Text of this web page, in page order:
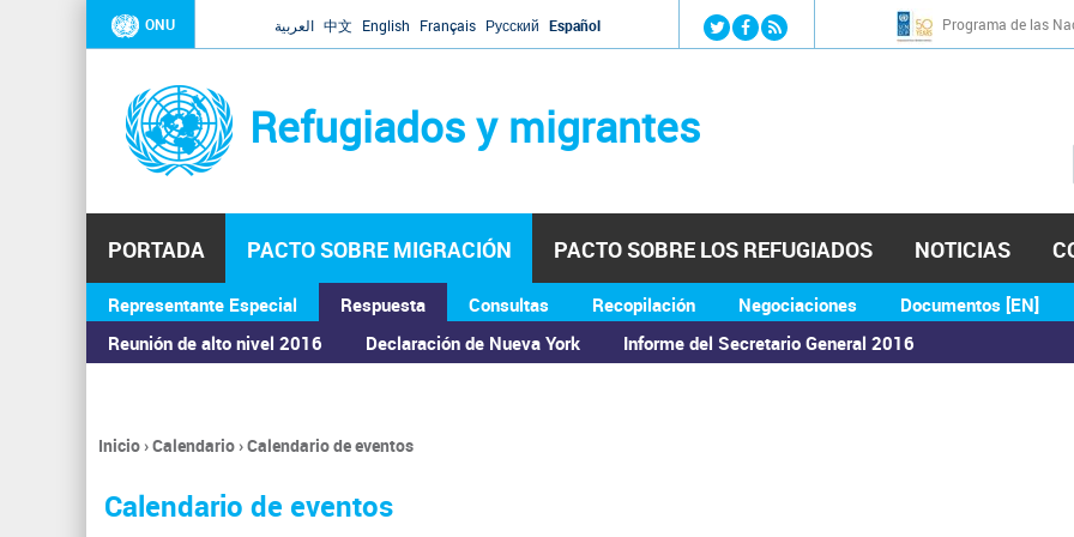
Jump to navigation
ONU العربية 中文 English Français Русский Español Programa de las
Refugiados y migrantes
PORTADA PACTO SOBRE MIGRACIÓN
Representante Especial
Respuesta
Reunión de alto nivel 2016
Declaración de Nueva York Informe del Secretario General 2016
Consultas Recopilación Negociaciones Documentos [EN]
PACTO SOBRE LOS REFUGIADOS NOTICIAS
ASAMBLEA GENERAL
Se
encuentra
usted
Inicio›Calendario›Calendario de eventos
Calendario de eventos